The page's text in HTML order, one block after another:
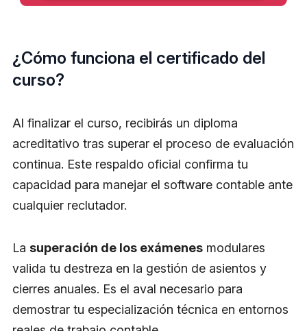
¿Cómo funciona el certificado del
curso?
Al finalizar el curso, recibirás un diploma
acreditativo tras superar el proceso de evaluación
continua. Este respaldo oficial confirma tu
capacidad para manejar el software contable ante
cualquier reclutador.
La superación de los exámenes modulares
valida tu destreza en la gestión de asientos y
cierres anuales. Es el aval necesario para
demostrar tu especialización técnica en entornos